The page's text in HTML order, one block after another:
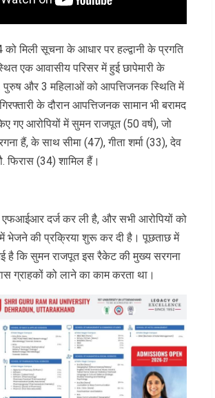
मिली सूचना के आधार पर हल्द्वानी के प्रगति
एक आवासीय परिसर में हुई छापेमारी के
पुरुष और 3 महिलाओं को आपत्तिजनक स्थिति में
के दौरान आपत्तिजनक सामान भी बरामद
गए आरोपियों में सुमन राजपूत (50 वर्ष), जो
हैं, के साथ सीमा (47), गीता शर्मा (33), देव
फिरास (34) शामिल हैं।
दर्ज कर ली है, और सभी आरोपियों को
में भेजने की प्रक्रिया शुरू कर दी है। पूछताछ में
है कि सुमन राजपूत इस रैकेट की मुख्य सरगना
ग्राहकों को लाने का काम करता था।